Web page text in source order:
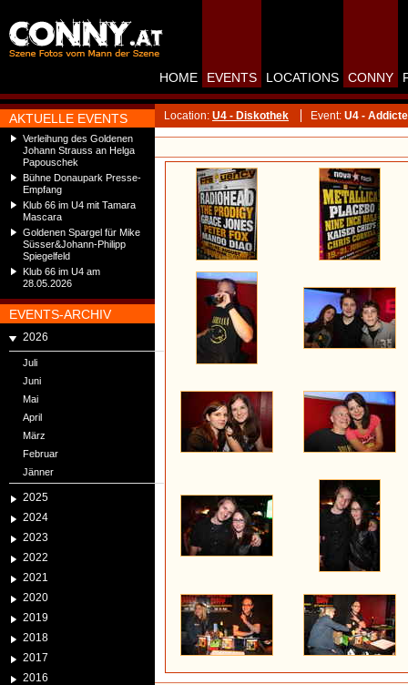
AKTUELLE EVENTS
Verleihung des Goldenen
Johann Strauss an Helga
Papouschek
Bühne Donaupark Presse-
Empfang
Klub 66 im U4 mit Tamara
Mascara
Goldenen Spargel für Mike
Süsser&Johann-Philipp
Spiegelfeld
Klub 66 im U4 am
28.05.2026
EVENTS-ARCHIV
2026
Juli
Juni
Mai
April
März
Februar
Jänner
2025
2024
2023
2022
2021
2020
2019
2018
2017
2016
HOME EVENTS LOCATIONS CONNY
Location: U4 - Diskothek Event: U4 -